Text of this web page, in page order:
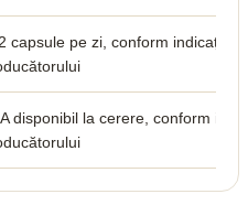
capsule pe zi, conform indicațiilor
disponibil la cerere, conform